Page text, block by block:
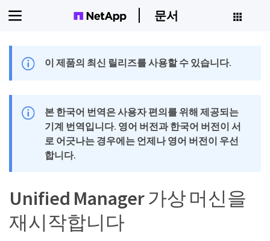
문서
이 제품의 최신 릴리즈를 사용할 수 있습니다.
본 한국어 번역은 사용자 편의를 위해 제공되는
기계 번역입니다. 영어 버전과 한국어 버전이 서
로 어긋나는 경우에는 언제나 영어 버전이 우선
합니다.
Unified Manager 가상 머신을
재시작합니다